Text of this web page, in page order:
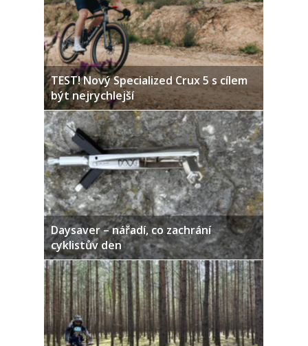
TEST! Nový Specialized Crux 5 s cílem
být nejrychlejší
Daysaver – nářadí, co zachrání
cyklistův den